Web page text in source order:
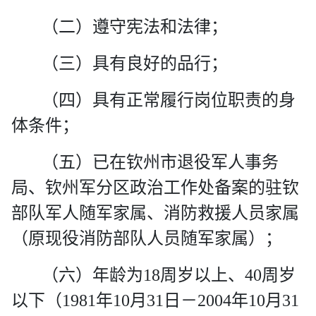
（二） 遵守宪法和法律；
（三） 具有良好的品行；
（四） 具有正常履行岗位职责的身
体条件；
（五） 已在钦州市退役军人事务
局、钦州军分区政治工作处备案的驻钦
部队军人随军家属、消防救援人员家属
（原现役消防部队人员随军家属）；
（六） 年龄为18周岁以上、 40周岁
以下（1981年10月 31 日－2004年10月 31